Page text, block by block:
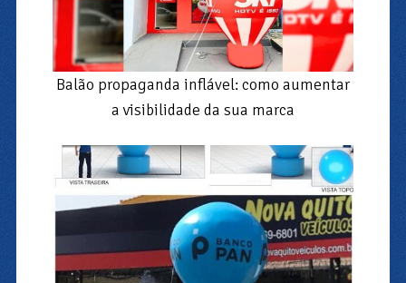
Balão propaganda inflável: como aumentar
a visibilidade da sua marca